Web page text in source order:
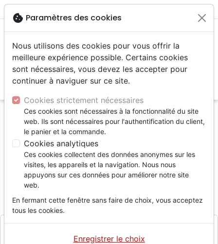
menu
Accueil Livres
Edification
Dieu est - Le Dieu qui se révèle
Dieu est
Le Dieu qui se révèle
Youdi L.
Référence OAS7421
9782369574217
EditeurOasis
cookie Paramètres des cookies
Nous utilisons des cookies pour vous offrir la
meilleure expérience possible. Certains cookies
sont nécessaires, vous devez les accepter pour
continuer à naviguer sur ce site.
Cookies strictement nécessaires
Ces cookies sont nécessaires à la fonctionnalité du site
web. Ils sont nécessaires pour l'authentification du client,
le panier et la commande.
Cookies analytiques
Ces cookies collectent des données anonymes sur les
visites, les appareils et la navigation. Nous nous
appuyons sur ces données pour améliorer notre site
web.
En fermant cette fenêtre sans faire de choix, vous acceptez
tous les cookies.
Enregistrer le choix